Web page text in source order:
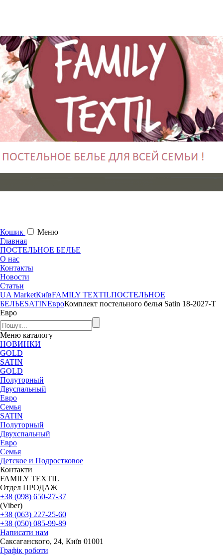
Кошик
Меню
Главная
ПОСТЕЛЬНОЕ БЕЛЬЕ
О нас
Контакты
Новости
Статьи
UA MarketКиївFAMILY TEXTILПОСТЕЛЬНОЕ
БЕЛЬЕSATINЕвроКомплект постельного белья Satin 18-2027-T
Евро
Меню каталогу
НОВИНКИ
GOLD
SATIN
GOLD
Полуторный
Двуспальный
Евро
Семья
SATIN
Полуторный
Двухспальный
Евро
Семья
Детское и Подростковое
Контакти
FAMILY TEXTIL
Отдел ПРОДАЖ
+38 (098) 650-27-37
(Viber)
+38 (063) 227-25-60
+38 (050) 085-99-89
Написати нам
Саксаганского, 24, Київ 01001
Графік роботи